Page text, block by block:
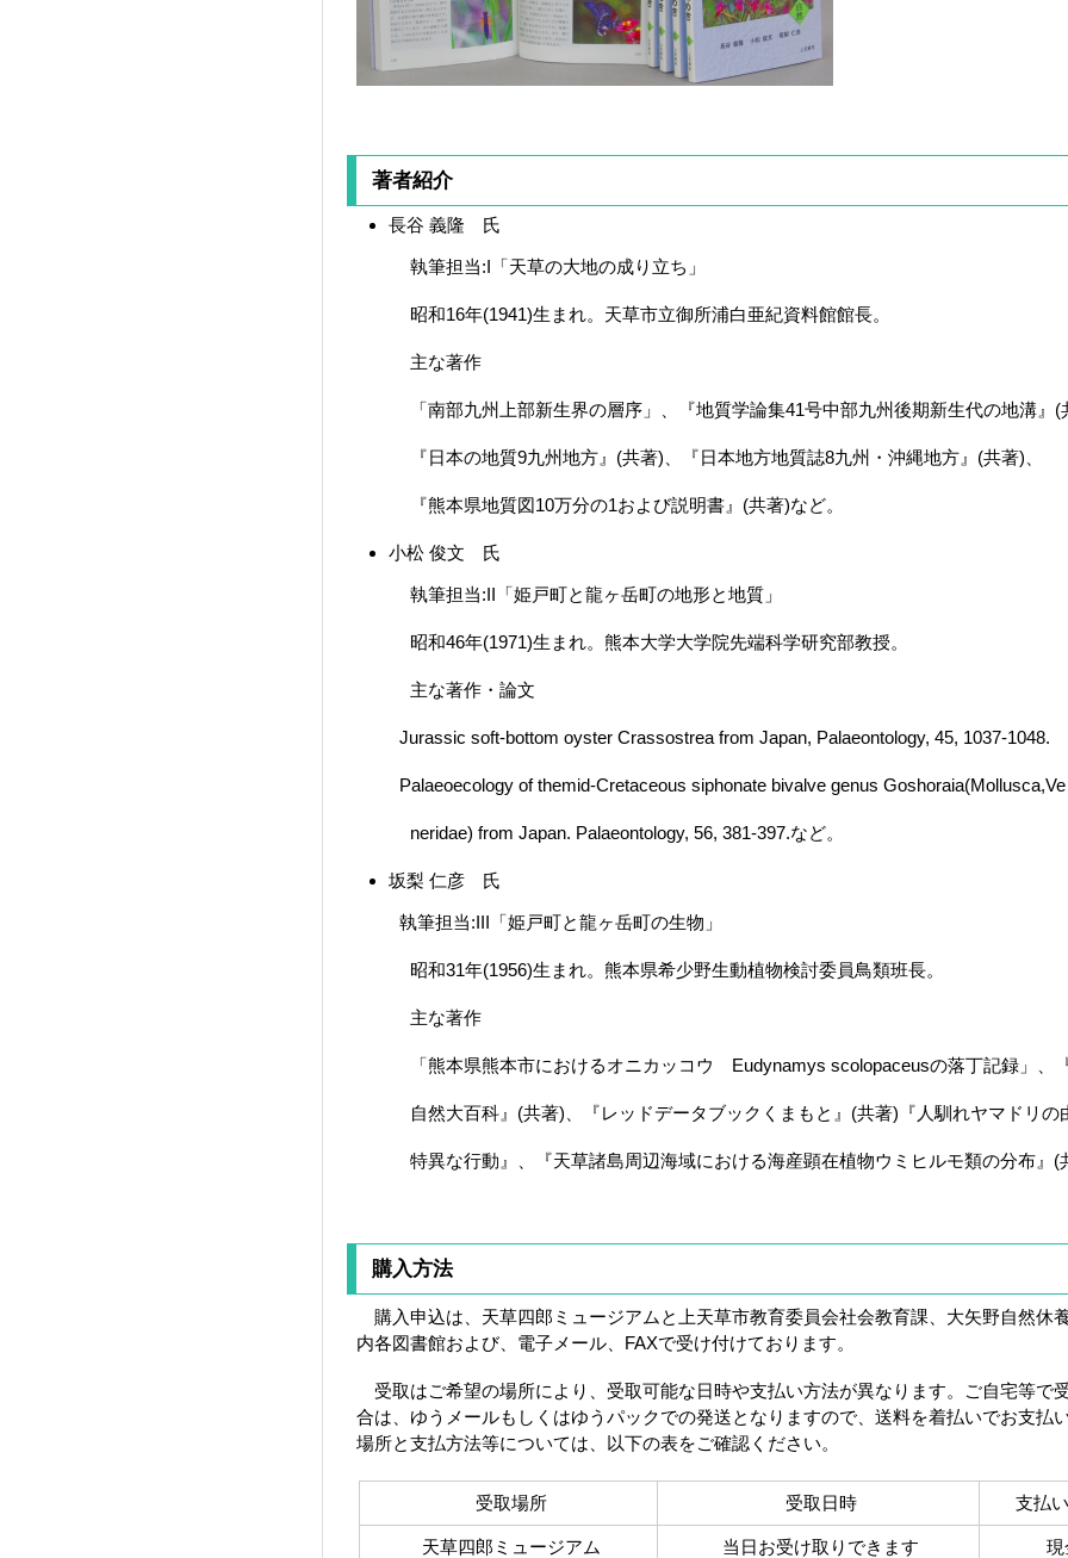
著者紹介
長谷 義隆 氏
執筆担当:I「天草の大地の成り立ち」
昭和16年(1941)生まれ。天草市立御所浦白亜紀資料館館長。
主な著作
「南部九州上部新生界の層序」、『地質学論集41号中部九州後期新生代の地溝』(
『日本の地質9九州地方』(共著)、『日本地方地質誌8九州・沖縄地方』(共著)、
『熊本県地質図10万分の1および説明書』(共著)など。
小松 俊文 氏
執筆担当:II「姫戸町と龍ヶ岳町の地形と地質」
昭和46年(1971)生まれ。熊本大学大学院先端科学研究部教授。
主な著作・論文
Jurassic soft-bottom oyster Crassostrea from Japan, Palaeontology, 45, 1037-1048.
Palaeoecology of themid-Cretaceous siphonate bivalve genus Goshoraia(Mollusca,Ve
neridae) from Japan. Palaeontology, 56, 381-397.など。
坂梨 仁彦 氏
執筆担当:III「姫戸町と龍ヶ岳町の生物」
昭和31年(1956)生まれ。熊本県希少野生動植物検討委員鳥類班長。
主な著作
「熊本県熊本市におけるオニカッコウ Eudynamys scolopaceusの落丁記録」、
自然大百科』(共著)、『レッドデータブックくまもと』(共著)『人馴れヤマドリの
特異な行動』、『天草諸島周辺海域における海産顕在植物ウミヒルモ類の分布』(
購入方法
購入申込は、天草四郎ミュージアムと上天草市教育委員会社会教育課、大矢野自然休
内各図書館および、電子メール、FAXで受け付けております。
受取はご希望の場所により、受取可能な日時や支払い方法が異なります。ご自宅等で
合は、ゆうメールもしくはゆうパックでの発送となりますので、送料を着払いでお支払
場所と支払方法等については、以下の表をご確認ください。
受取場所 受取日時 支払
天草四郎ミュージアム 当日お受け取りできます 現